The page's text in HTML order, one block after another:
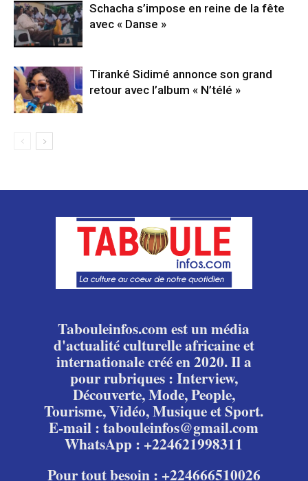
Schacha s’impose en reine de la fête
avec « Danse »
Tiranké Sidimé annonce son grand
retour avec l’album « N’télé »
Tabouleinfos.com est un média
d'actualité culturelle africaine et
internationale créé en 2020. Il a
pour rubriques : Interview,
Découverte, Mode, People,
Tourisme, Vidéo, Musique et Sport.
E-mail : tabouleinfos@gmail.com
WhatsApp : +224621998311
Pour tout besoin : +224666510026